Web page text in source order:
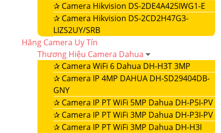
✰ Camera Hikvision DS-2DE4A425IWG1-E
✰ Camera Hikvision DS-2CD2H47G3-
LIZS2UY/SRB
Hãng Camera Uy Tín
Thương Hiệu Camera Dahua
✰ Camera WiFi 6 Dahua DH-H3T 3MP
✰ Camera IP 4MP DAHUA DH-SD29404DB-
GNY
✰ Camera IP PT WiFi 5MP Dahua DH-P5I-PV
✰ Camera IP PT WiFi 3MP Dahua DH-P3I-PV
✰ Camera IP PT WiFi 3MP Dahua DH-H3I